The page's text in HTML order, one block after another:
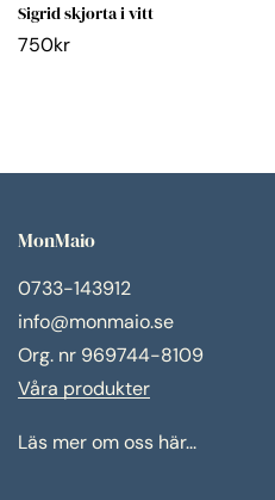
Sigrid skjorta i vitt
750kr
MonMaio
0733-143912
info@monmaio.se
Org. nr 969744-8109
Våra produkter
Läs mer om oss här...